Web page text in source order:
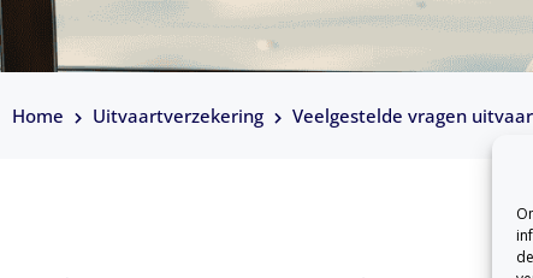
Home Uitvaartverzekering Veelgestelde vragen